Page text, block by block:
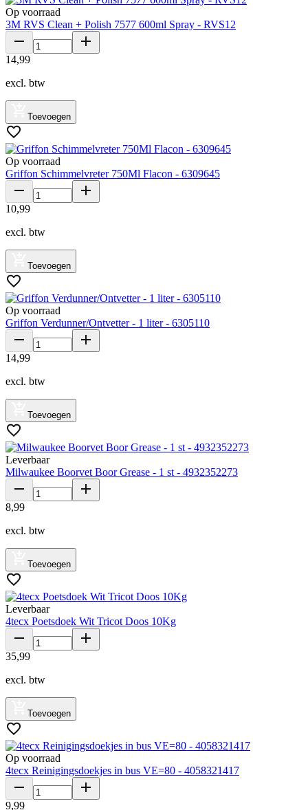
Op voorraad
3M RVS Clean + Polish 7577 600ml Spray - RVS12
14,99
excl. btw
Toevoegen
Op voorraad
Griffon Schimmelvreter 750Ml Flacon - 6309645
10,99
excl. btw
Toevoegen
Op voorraad
Griffon Verdunner/Ontvetter - 1 liter - 6305110
14,99
excl. btw
Toevoegen
Leverbaar
Milwaukee Boorvet Boor Grease - 1 st - 4932352273
8,99
excl. btw
Toevoegen
Leverbaar
4tecx Poetsdoek Wit Tricot Doos 10Kg
35,99
excl. btw
Toevoegen
Op voorraad
4tecx Reinigingsdoekjes in bus VE=80 - 4058321417
9,99